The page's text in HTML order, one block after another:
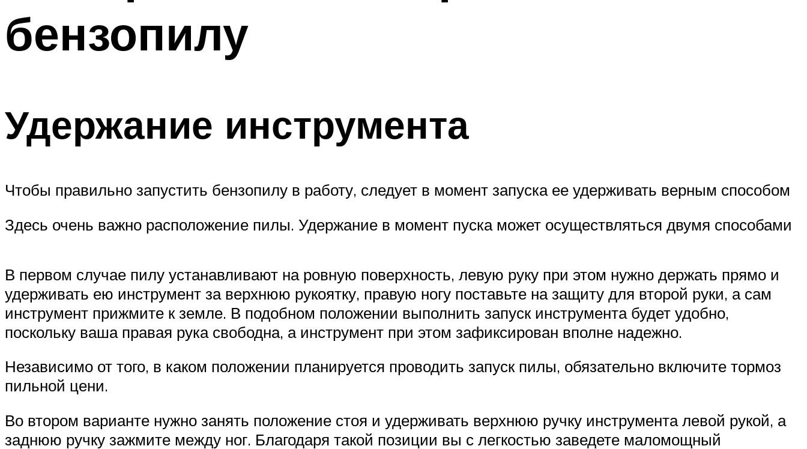
бензопилу
Удержание инструмента
Чтобы правильно запустить бензопилу в работу, следует в момент запуска ее удерживать верным способом
Здесь очень важно расположение пилы. Удержание в момент пуска может осуществляться двумя способами
В первом случае пилу устанавливают на ровную поверхность, левую руку при этом нужно держать прямо и
удерживать ею инструмент за верхнюю рукоятку, правую ногу поставьте на защиту для второй руки, а сам
инструмент прижмите к земле. В подобном положении выполнить запуск инструмента будет удобно,
поскольку ваша правая рука свободна, а инструмент при этом зафиксирован вполне надежно.
Независимо от того, в каком положении планируется проводить запуск пилы, обязательно включите тормоз
пильной цени.
Во втором варианте нужно занять положение стоя и удерживать верхнюю ручку инструмента левой рукой, а
заднюю ручку зажмите между ног. Благодаря такой позиции вы с легкостью заведете маломощный